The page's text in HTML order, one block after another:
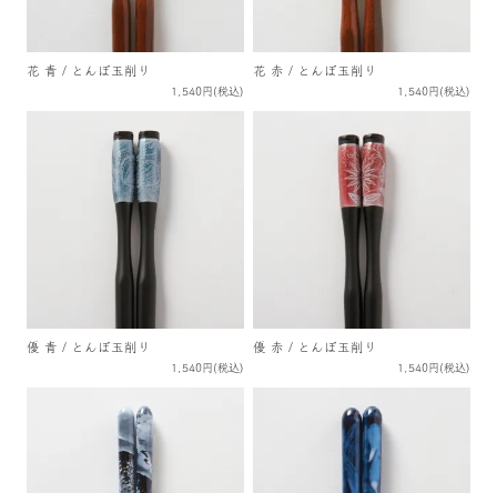
花 青 / とんぼ玉削り
1,540円(税込)
花 赤 / とんぼ玉削り
1,540円(税込)
優 青 / とんぼ玉削り
1,540円(税込)
優 赤 / とんぼ玉削り
1,540円(税込)